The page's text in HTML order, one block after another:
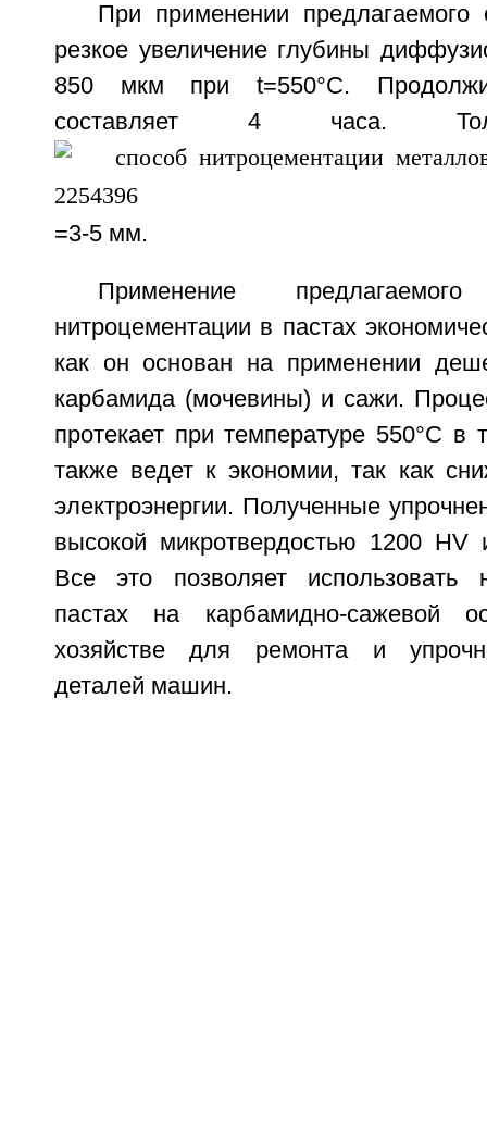
При применении предлагаемого
резкое увеличение глубины
850 мкм при t=550°C.
составляет 4 часа.
=3-5 мм.
Применение
нитроцементации в пастах
как он основан на применении
карбамида (мочевины) и сажи.
протекает при температуре 550°С в
также ведет к экономии, так как
электроэнергии. Полученные
высокой микротвердостью 1200 HV
Все это позволяет использовать
пастах на карбамидно-сажевой
хозяйстве для ремонта и
деталей машин.